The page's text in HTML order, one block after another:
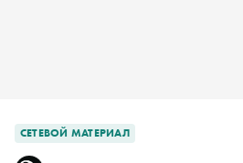
СЕТЕВОЙ МАТЕРИАЛ